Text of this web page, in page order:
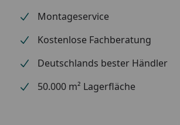
Farbe:
Beschichtung:
Technische Daten
Montageservice
Kostenlose Fachberatung
Deutschlands bester Händler
50.000 m² Lagerfläche